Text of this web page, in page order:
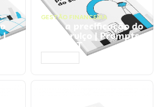
|
GESTÃO FINANCEIRA
Faça a precificação do
seu serviço | Prompts
ChatGPT